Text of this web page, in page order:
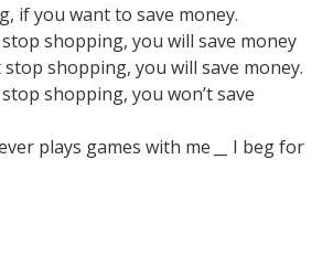
if you want to save money.
shopping, you will save money
stop shopping, you will save money.
shopping, you won’t save
plays games with me
I beg for